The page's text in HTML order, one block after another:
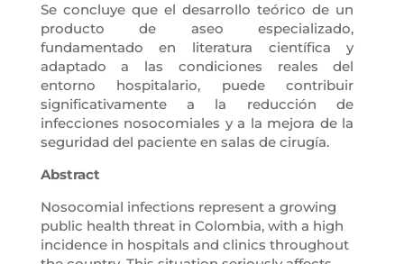
Se concluye que el desarrollo teórico de un
producto de aseo especializado,
fundamentado en literatura científica y
adaptado a las condiciones reales del
entorno hospitalario, puede contribuir
significativamente a la reducción de
infecciones nosocomiales y a la mejora de la
seguridad del paciente en salas de cirugía.
Abstract
Nosocomial infections represent a growing
public health threat in Colombia, with a high
incidence in hospitals and clinics throughout